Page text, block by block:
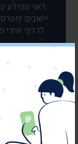
ראוי שמידע
יישובים
לרדוף אחרי